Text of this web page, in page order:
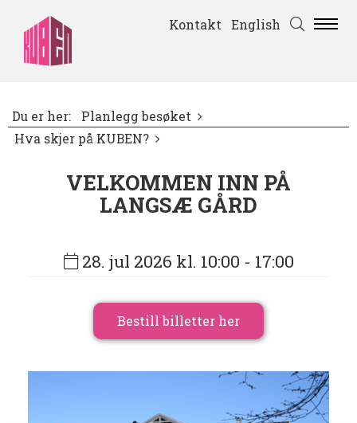
Kontakt English
Du er her:
Planlegg besøket
Hva skjer på KUBEN?
VELKOMMEN INN PÅ
LANGSÆ GÅRD
28. jul 2026 kl. 10:00 - 17:00
Bestill billetter her